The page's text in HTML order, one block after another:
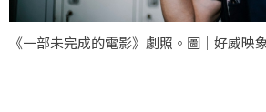
《一部未完成的電影》劇照。圖｜好威映象